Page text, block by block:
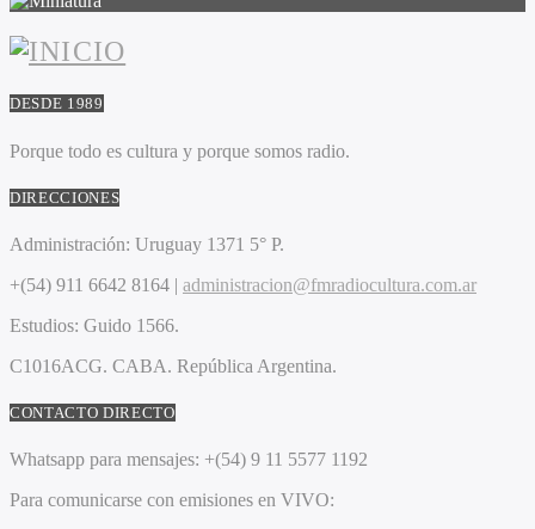
DESDE 1989
Porque todo es cultura y porque somos radio.
DIRECCIONES
Administración: Uruguay 1371 5° P.
+(54) 911 6642 8164 | administracion@fmradiocultura.com.ar
Estudios: Guido 1566.
C1016ACG. CABA. República Argentina.
CONTACTO DIRECTO
Whatsapp para mensajes: +(54) 9 11 5577 1192
Para comunicarse con emisiones en VIVO: